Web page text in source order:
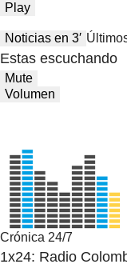
Play
Noticias en 3′
Estas escuchando
Mute
Volumen
Crónica 24/7
1x24: Radio